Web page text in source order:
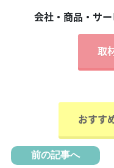
会社・商品・サ
取
おすす
前の記事へ